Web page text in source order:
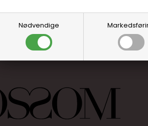
Nødvendige